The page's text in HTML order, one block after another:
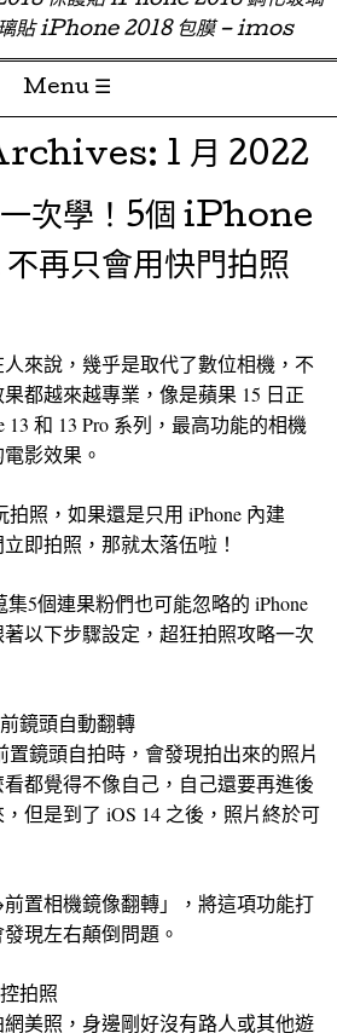
貼 iPhone 2018 包膜 – imos
Menu ☰
1 月 2022
一次學！5個 iPhone
再只會用快門拍照
來說，幾乎是取代了數位相機，不
都越來越專業，像是蘋果 15 日正
13 和 13 Pro 系列，最高功能的相機
影效果。
拍照，如果還是只用 iPhone 內建
即拍照，那就太落伍啦！
集5個連果粉們也可能忽略的 iPhone
以下步驟設定，超狂拍照攻略一次
鏡頭自動翻轉
置鏡頭自拍時，會發現拍出來的照片
都覺得不像自己，自己還要再進後
但是到了 iOS 14 之後，照片終於可
置相機鏡像翻轉」，將這項功能打
現左右顛倒問題。
拍照
美照，身邊剛好沒有路人或其他遊